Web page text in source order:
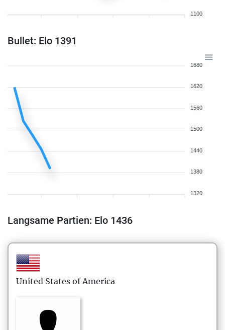
1100
Bullet: Elo 1391
1680
1620
1560
1500
1440
1380
1320
Langsame Partien: Elo 1436
United States of America